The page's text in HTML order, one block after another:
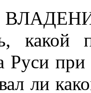
какой
Руси
ли